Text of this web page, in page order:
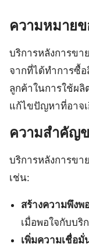
ความหมายข
บริการหลังการขา
จากที่ได้ทำการซื้
ลูกค้าในการใช้ผ
แก้ไขปัญหาที่อาจ
ความสำคัญ
บริการหลังการข
เช่น:
สร้างความพึงพ
เมื่อพอใจกับบริ
เพิ่มความเชื่อมั่